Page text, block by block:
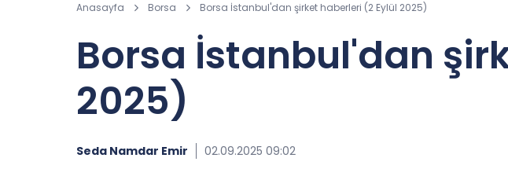
Anasayfa Borsa Borsa İstanbul'dan şirket haberleri (2 Eylül 2025)
Borsa İstanbul'dan
2025)
Seda Namdar Emir 02.09.2025 09:02